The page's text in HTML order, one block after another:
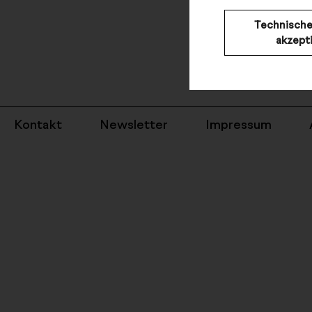
der Opéra
feierte sie
Izmailova
Kontakt Newsletter Impressum